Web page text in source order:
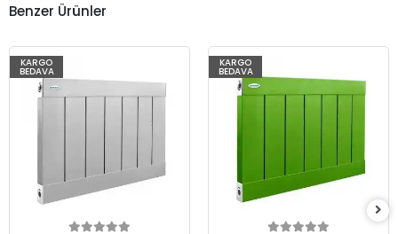
Benzer Ürünler
KARGO
BEDAVA
KARGO
BEDAVA